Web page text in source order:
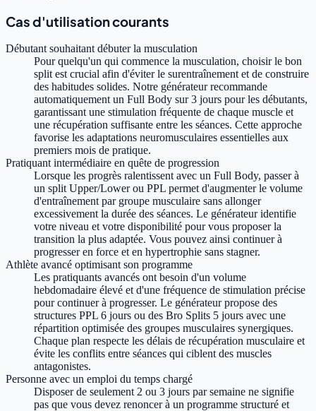
Cas d'utilisation courants
Débutant souhaitant débuter la musculation
Pour quelqu'un qui commence la musculation, choisir le bon
split est crucial afin d'éviter le surentraînement et de construire
des habitudes solides. Notre générateur recommande
automatiquement un Full Body sur 3 jours pour les débutants,
garantissant une stimulation fréquente de chaque muscle et
une récupération suffisante entre les séances. Cette approche
favorise les adaptations neuromusculaires essentielles aux
premiers mois de pratique.
Pratiquant intermédiaire en quête de progression
Lorsque les progrès ralentissent avec un Full Body, passer à
un split Upper/Lower ou PPL permet d'augmenter le volume
d'entraînement par groupe musculaire sans allonger
excessivement la durée des séances. Le générateur identifie
votre niveau et votre disponibilité pour vous proposer la
transition la plus adaptée. Vous pouvez ainsi continuer à
progresser en force et en hypertrophie sans stagner.
Athlète avancé optimisant son programme
Les pratiquants avancés ont besoin d'un volume
hebdomadaire élevé et d'une fréquence de stimulation précise
pour continuer à progresser. Le générateur propose des
structures PPL 6 jours ou des Bro Splits 5 jours avec une
répartition optimisée des groupes musculaires synergiques.
Chaque plan respecte les délais de récupération musculaire et
évite les conflits entre séances qui ciblent des muscles
antagonistes.
Personne avec un emploi du temps chargé
Disposer de seulement 2 ou 3 jours par semaine ne signifie
pas que vous devez renoncer à un programme structuré et